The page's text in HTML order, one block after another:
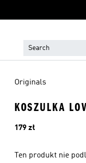
Originals
KOSZULKA
Cena
179 zł
Ten produkt nie